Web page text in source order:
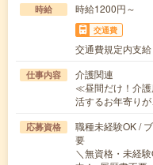
時給 時給1200円～
交通費
交通費規定内支給
仕事内容
介護関連
≪昼間だけ！介
活するお年寄り
応募資格
職種未経験OK /
要
＼無資格・未経